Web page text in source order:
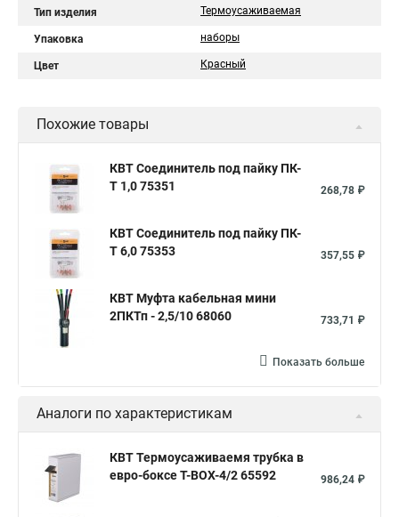
Тип изделия Термоусаживаемая
Упаковка наборы
Цвет Красный
Похожие товары
КВТ Соединитель под пайку ПК-
Т 1,0 75351
268,78 ₽
КВТ Соединитель под пайку ПК-
Т 6,0 75353
357,55 ₽
КВТ Муфта кабельная мини
2ПКТп - 2,5/10 68060
733,71 ₽
Показать больше
Аналоги по характеристикам
КВТ Термоусаживаемя трубка в
евро-боксе Т-BOX-4/2 65592
986,24 ₽